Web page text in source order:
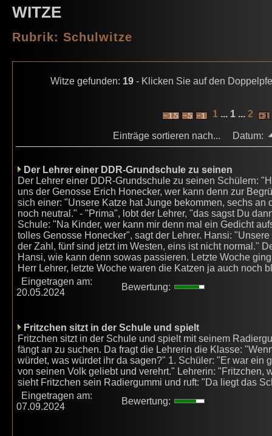
WITZE
Rubrik: Schulwitze
Witze gefunden: 19- Klicken Sie auf den
1 ... 1 ... 2
Einträge sortieren nach... Datum:
Der Lehrer einer DDR-Grundschule zu seinen
Der Lehrer einer DDR-Grundschule zu seinen Schülern:
uns der Genosse Erich Honecker, wer kann denn zur
sich einer: "Unsere Katze hat Junge bekommen, sechs an
noch neutral." - "Prima", lobt der Lehrer, "das sagst Du
Schule: "Na Kinder, wer kann mir denn mal ein Gedicht
tolles Genosse Honecker", sagt der Lehrer. Hansi:
der Zahl, fünf sind jetzt im Westen, eins ist nicht normal."
Hansi, wie kann denn sowas passieren. Letzte Woche
Herr Lehrer, letzte Woche waren die Katzen ja auch noch
Eingetragen am:
20.05.2024
Bewertung:
Fritzchen sitzt in der Schule und spielt
Fritzchen sitzt in der Schule und spielt mit seinem
fängt an zu suchen. Da fragt die Lehrerin die Klasse:
würdet, was würdet ihr da sagen?" 1. Schüler: "Er war ein
von seinen Volk geliebt und verehrt." Lehrerin: "Fritzchen,
sieht Fritzchen sein Radiergummi und ruft: "Da liegt das
Eingetragen am:
07.09.2024
Bewertung: